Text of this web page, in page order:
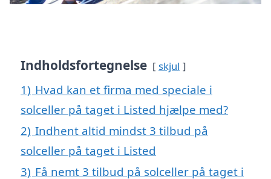
Indholdsfortegnelse skjul
1) Hvad kan et firma med speciale i
solceller på taget i Listed hjælpe med?
2) Indhent altid mindst 3 tilbud på
solceller på taget i Listed
3) Få nemt 3 tilbud på solceller på taget i